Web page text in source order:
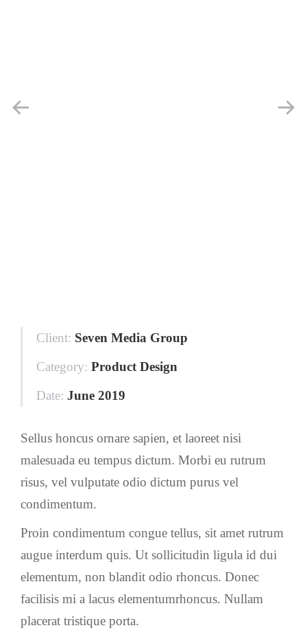
Client: Seven Media Group
Category: Product Design
Date: June 2019
Sellus honcus ornare sapien, et laoreet nisi
malesuada eu tempus dictum. Morbi eu rutrum
risus, vel vulputate odio dictum purus vel
condimentum.
Proin condimentum congue tellus, sit amet rutrum
augue interdum quis. Ut sollicitudin ligula id dui
elementum, non blandit odio rhoncus. Donec
facilisis mi a lacus elementumrhoncus. Nullam
placerat tristique porta.